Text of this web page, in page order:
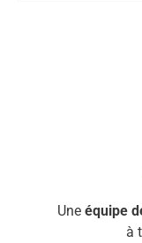
Une équipe
à